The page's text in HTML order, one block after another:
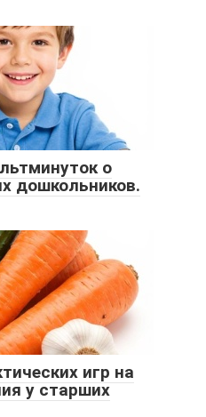
о
дошкольников.
игр на
у старших